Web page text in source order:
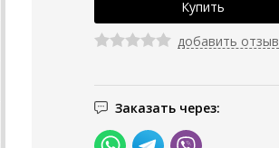
добавить отзыв
Заказать через: